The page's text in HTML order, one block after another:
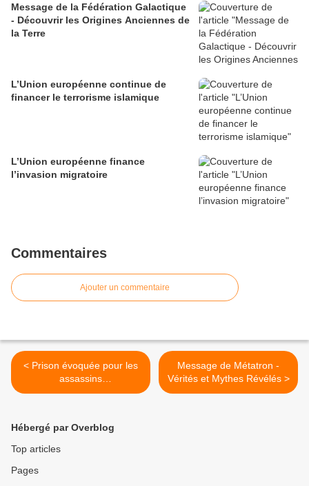
Message de la Fédération Galactique
- Découvrir les Origines Anciennes de
la Terre
L’Union européenne continue de
financer le terrorisme islamique
L’Union européenne finance
l’invasion migratoire
Commentaires
Ajouter un commentaire
< Prison évoquée pour les
assassins
gouvernementaux de la
Message de Métatron -
Vérités et Mythes Révélés >
Hébergé par Overblog
Top articles
Pages